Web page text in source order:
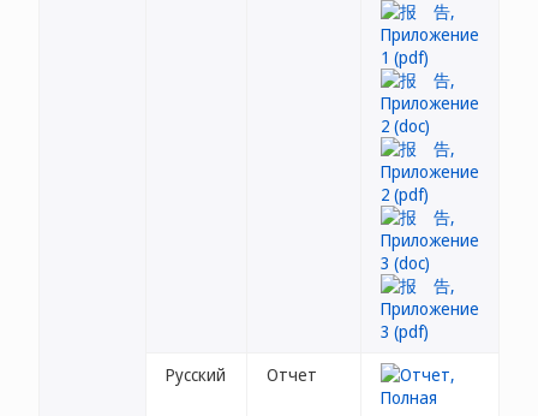
Русский Отчет